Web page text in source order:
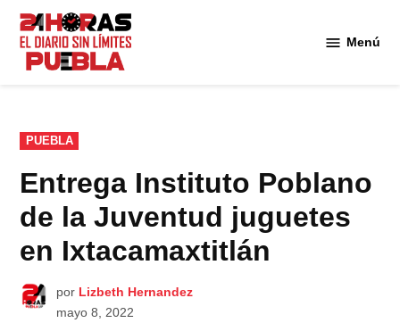
Saltar
contenido
Menú
PUBLICADO
EN
PUEBLA
Entrega Instituto Poblano
de la Juventud juguetes
en Ixtacamaxtitlán
por Lizbeth Hernandez
mayo 8, 2022